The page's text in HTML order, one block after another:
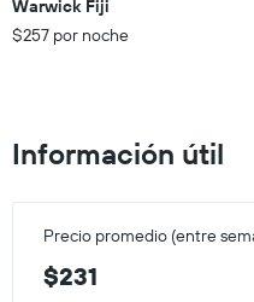
Warwick Fiji
$257 por noche
Información útil
Precio promedio (entre
$231